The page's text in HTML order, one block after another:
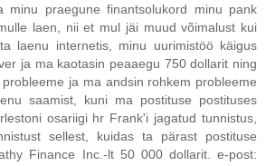
minu praegune finantsolukord minu pank
laen, nii et mul jäi muud võimalust kui
laenu internetis, minu uurimistöö käigus
ja ma kaotasin peaaegu 750 dollarit ning
ja ma andsin rohkem probleeme
saamist, kuni ma postituse postituses
osariigi hr Frank'i jagatud tunnistus,
sellest, kuidas ta pärast postituse
Finance Inc.-lt 50 000 dollarit. e-post: